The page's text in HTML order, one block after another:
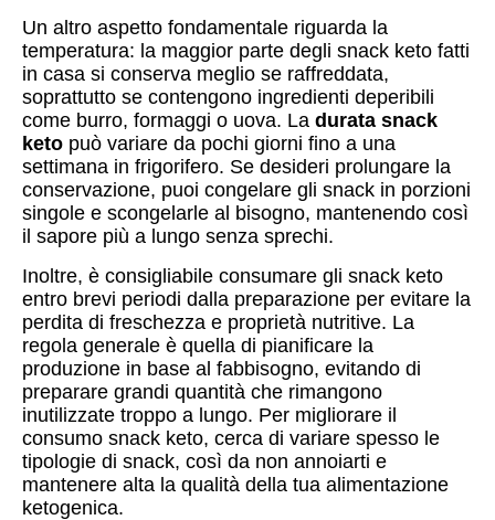
Un altro aspetto fondamentale riguarda la
temperatura: la maggior parte degli snack keto fatti
in casa si conserva meglio se raffreddata,
soprattutto se contengono ingredienti deperibili
come burro, formaggi o uova. La durata snack
keto può variare da pochi giorni fino a una
settimana in frigorifero. Se desideri prolungare la
conservazione, puoi congelare gli snack in porzioni
singole e scongelarle al bisogno, mantenendo così
il sapore più a lungo senza sprechi.
Inoltre, è consigliabile consumare gli snack keto
entro brevi periodi dalla preparazione per evitare la
perdita di freschezza e proprietà nutritive. La
regola generale è quella di pianificare la
produzione in base al fabbisogno, evitando di
preparare grandi quantità che rimangono
inutilizzate troppo a lungo. Per migliorare il
consumo snack keto, cerca di variare spesso le
tipologie di snack, così da non annoiarti e
mantenere alta la qualità della tua alimentazione
ketogenica.